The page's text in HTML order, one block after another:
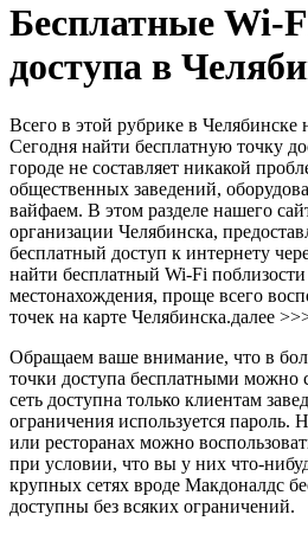
Бесплатные Wi-
доступа в
Всего в этой рубрике в Челябинске
Сегодня найти бесплатную точку
городе не составляет никакой
общественных заведений,
вайфаем. В этом разделе нашего
организации Челябинска,
бесплатный доступ к интернету
найти бесплатный Wi-Fi
местонахождения, проще всего
точек на карте Челябинска.далее
Обращаем ваше внимание, что в
точки доступа бесплатными можно
сеть доступна только клиентам
ограничения используется
или ресторанах можно
при условии, что вы у них что-
крупных сетях вроде Макдоналдс
доступны без всяких ограничений.